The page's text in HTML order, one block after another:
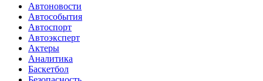
Автоновости
Автособытия
Автоспорт
Автоэксперт
Актеры
Аналитика
Баскетбол